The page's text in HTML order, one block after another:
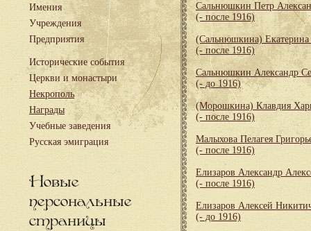
Имения
Учреждения
Предприятия
Исторические события
Церкви и монастыри
Некрополь
Награды
Учебные заведения
Русская эмиграция
Новые
персональные
страницы
Сальнюшкин Петр
(- после 1916)
(Сальнюшкина) Екатерина
(- после 1916)
Сальнюшкин Александр
(- до 1916)
(Морошкина) Клавдия
(- после 1916)
Малыхова Пелагея
(- после 1916)
Елизаров Александр
(- после 1916)
Елизаров Алексей
(- до 1916)